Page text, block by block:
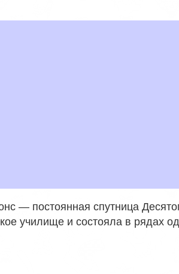
— постоянная спутница
училище и состояла в рядах